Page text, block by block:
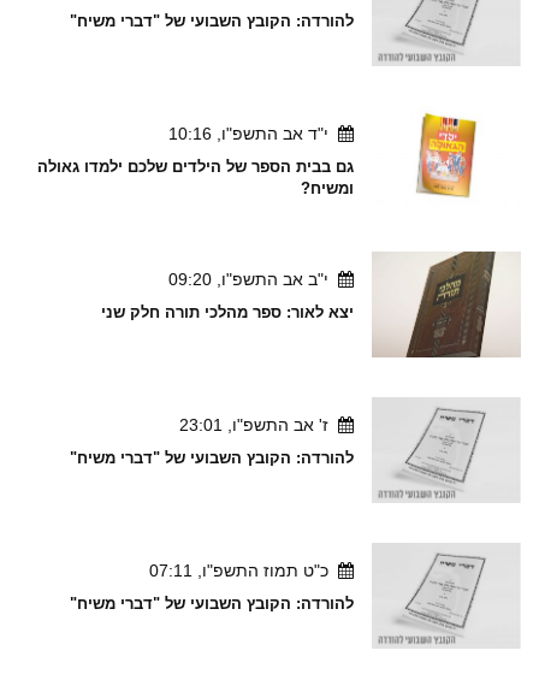
להורדה: הקובץ השבועי של "דברי משיח"
י"ד אב התשפ"ו, 10:16
גם בבית הספר של הילדים שלכם ילמדו גאולה
ומשיח?
י"ב אב התשפ"ו, 09:20
יצא לאור: ספר מהלכי תורה חלק שני
ז' אב התשפ"ו, 23:01
להורדה: הקובץ השבועי של "דברי משיח"
כ"ט תמוז התשפ"ו, 07:11
להורדה: הקובץ השבועי של "דברי משיח"